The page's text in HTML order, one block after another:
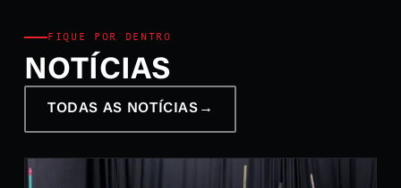
FIQUE POR DENTRO
NOTÍCIAS
TODAS AS NOTÍCIAS →